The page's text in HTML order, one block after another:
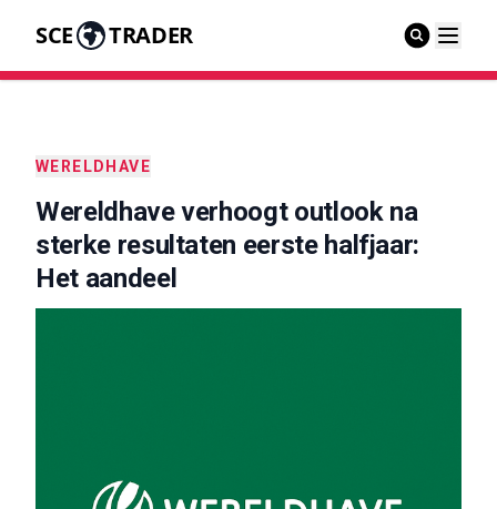
SCE TRADER
WERELDHAVE
Wereldhave verhoogt outlook na
sterke resultaten eerste halfjaar:
Het aandeel